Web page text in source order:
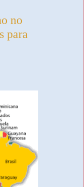
no
para